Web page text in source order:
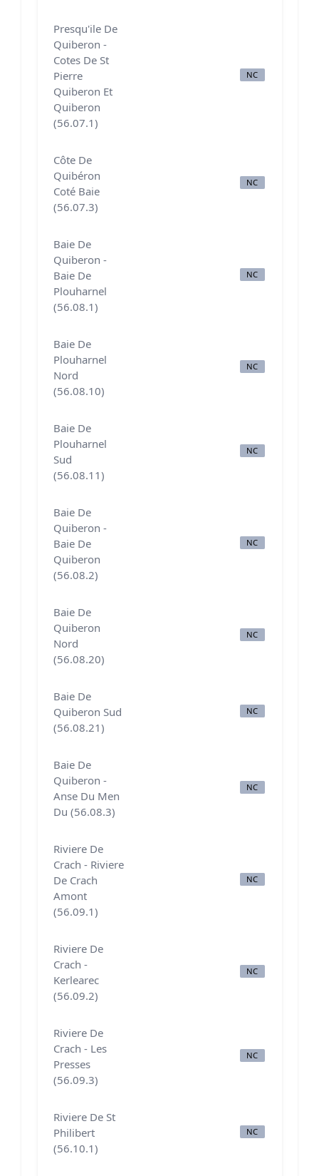
Presqu'ile De
Quiberon -
Cotes De St
Pierre
Quiberon Et
Quiberon
(56.07.1)
NC
Côte De
Quibéron
Coté Baie
(56.07.3)
NC
Baie De
Quiberon -
Baie De
Plouharnel
(56.08.1)
NC
Baie De
Plouharnel
Nord
(56.08.10)
NC
Baie De
Plouharnel
Sud
(56.08.11)
NC
Baie De
Quiberon -
Baie De
Quiberon
(56.08.2)
NC
Baie De
Quiberon
Nord
(56.08.20)
NC
Baie De
Quiberon Sud
(56.08.21)
NC
Baie De
Quiberon -
Anse Du Men
Du (56.08.3)
NC
Riviere De
Crach - Riviere
De Crach
Amont
(56.09.1)
NC
Riviere De
Crach -
Kerlearec
(56.09.2)
NC
Riviere De
Crach - Les
Presses
(56.09.3)
NC
Riviere De St
Philibert
(56.10.1)
NC